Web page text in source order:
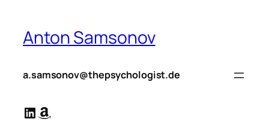
springen
Anton Samsonov
a.samsonov@thepsychologist.de
LinkedIn
Amazon